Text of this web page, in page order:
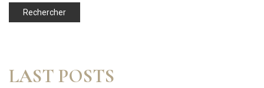
LAST POSTS